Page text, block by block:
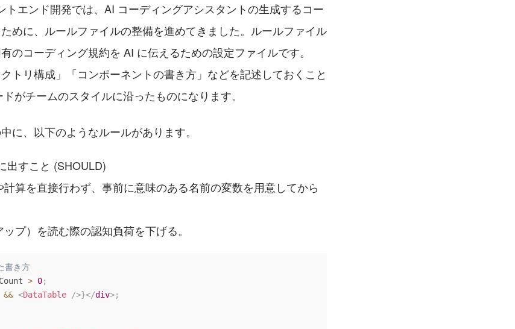
トエンド開発では、AI コーディングアシスタントの生成するコー
めに、ルールファイルの整備を進めてきました。ルールファイル
のコーディング規約を AI に伝えるための設定ファイルです。
トリ構成」「コンポーネントの書き方」などを記述しておくこと
がチームのスタイルに沿ったものになります。
に、以下のようなルールがあります。
出すこと (SHOULD)
プ）を読む際の認知負荷を下げる。
書き方
> 0;
&& <DataTable />}</div>;